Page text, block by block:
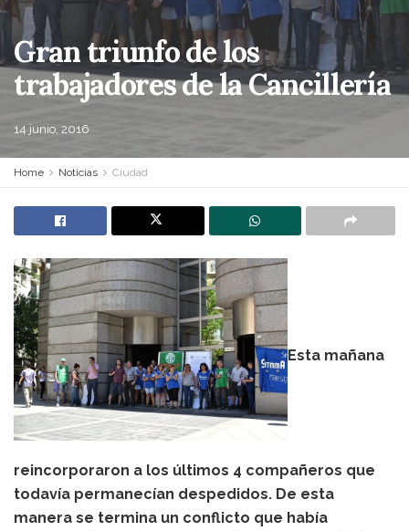
Gran triunfo de los
trabajadores de la Cancillería
14 junio, 2016
Home Noticias Ciudad
Esta mañana
reincorporaron a los últimos 4 compañeros que
todavía permanecían despedidos. De esta
manera se termina un conflicto que había